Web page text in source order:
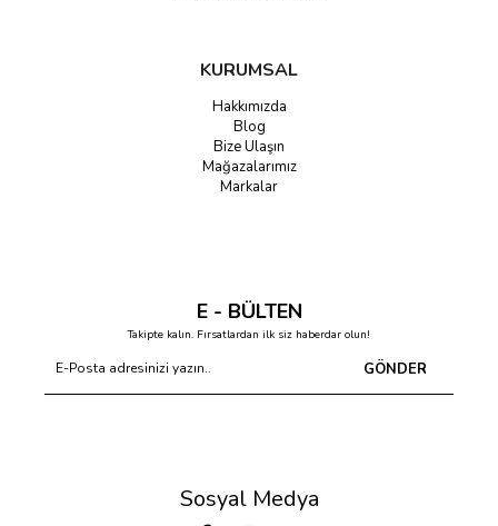
KURUMSAL
Hakkımızda
Blog
Bize Ulaşın
Mağazalarımız
Markalar
E - BÜLTEN
Takipte kalın. Fırsatlardan ilk siz haberdar olun!
GÖNDER
Sosyal Medya